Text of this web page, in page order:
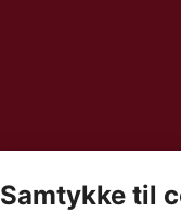
Samtykke til